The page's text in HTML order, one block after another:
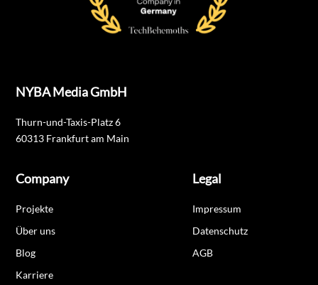
NYBA Media GmbH
Thurn-und-Taxis-Platz 6
60313 Frankfurt am Main
Company
Projekte
Über uns
Blog
Karriere
Legal
Impressum
Datenschutz
AGB